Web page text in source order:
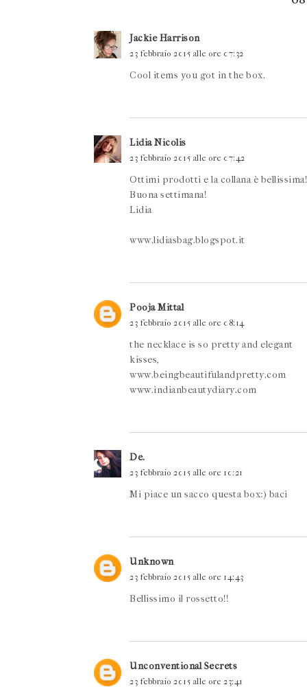
Jackie Harrison
23 febbraio 2015 alle ore 07:32
Cool items you got in the box.
Lidia Nicolis
23 febbraio 2015 alle ore 07:42
Ottimi prodotti e la collana è bellissima!
Buona settimana!
Lidia
www.lidiasbag.blogspot.it
Pooja Mittal
23 febbraio 2015 alle ore 08:14
the necklace is so pretty and elegant
kisses,
www.beingbeautifulandpretty.com
www.indianbeautydiary.com
De.
23 febbraio 2015 alle ore 10:21
Mi piace un sacco questa box:) baci
Unknown
23 febbraio 2015 alle ore 14:43
Bellissimo il rossetto!!
Unconventional Secrets
23 febbraio 2015 alle ore 23:41